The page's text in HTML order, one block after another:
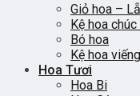
Giỏ hoa –
Kệ hoa
Bó hoa
Kệ hoa viếng
Hoa Tươi
Hoa Bi